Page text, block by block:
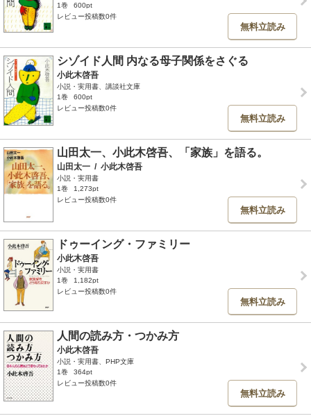
1巻
600pt
レビュー投稿数0件
無料立読み
シゾイド人間 内なる母子関係をさぐる
小此木啓吾
小説・実用書、講談社文庫
1巻
600pt
レビュー投稿数0件
無料立読み
山田太一、小此木啓吾、「家族」を語る。
山田太一 / 小此木啓吾
小説・実用書
1巻
1,273pt
レビュー投稿数0件
無料立読み
ドゥーイング・ファミリー
小此木啓吾
小説・実用書
1巻
1,182pt
レビュー投稿数0件
無料立読み
人間の読み方・つかみ方
小此木啓吾
小説・実用書、PHP文庫
1巻
364pt
レビュー投稿数0件
無料立読み